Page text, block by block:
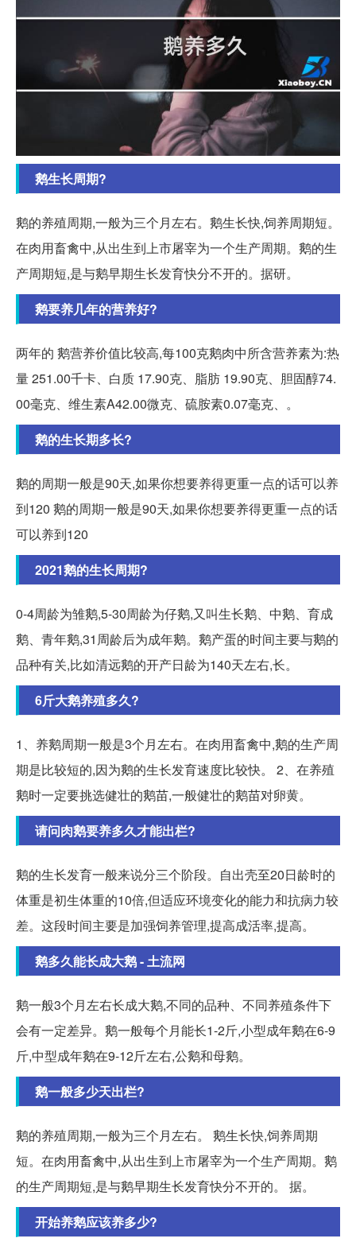
鹅生长周期?
鹅的养殖周期,一般为三个月左右。鹅生长快,饲养周期短。
在肉用畜禽中,从出生到上市屠宰为一个生产周期。鹅的生
产周期短,是与鹅早期生长发育快分不开的。据研。
鹅要养几年的营养好?
两年的 鹅营养价值比较高,每100克鹅肉中所含营养素为:热
量 251.00千卡、白质 17.90克、脂肪 19.90克、胆固醇74.
00毫克、维生素A42.00微克、硫胺素0.07毫克、。
鹅的生长期多长?
鹅的周期一般是90天,如果你想要养得更重一点的话可以养
到120 鹅的周期一般是90天,如果你想要养得更重一点的话
可以养到120
2021鹅的生长周期?
0-4周龄为雏鹅,5-30周龄为仔鹅,又叫生长鹅、中鹅、育成
鹅、青年鹅,31周龄后为成年鹅。鹅产蛋的时间主要与鹅的
品种有关,比如清远鹅的开产日龄为140天左右,长。
6斤大鹅养殖多久?
1、养鹅周期一般是3个月左右。在肉用畜禽中,鹅的生产周
期是比较短的,因为鹅的生长发育速度比较快。 2、在养殖
鹅时一定要挑选健壮的鹅苗,一般健壮的鹅苗对卵黄。
请问肉鹅要养多久才能出栏?
鹅的生长发育一般来说分三个阶段。自出壳至20日龄时的
体重是初生体重的10倍,但适应环境变化的能力和抗病力较
差。这段时间主要是加强饲养管理,提高成活率,提高。
鹅多久能长成大鹅 - 土流网
鹅一般3个月左右长成大鹅,不同的品种、不同养殖条件下
会有一定差异。鹅一般每个月能长1-2斤,小型成年鹅在6-9
斤,中型成年鹅在9-12斤左右,公鹅和母鹅。
鹅一般多少天出栏?
鹅的养殖周期,一般为三个月左右。 鹅生长快,饲养周期
短。在肉用畜禽中,从出生到上市屠宰为一个生产周期。鹅
的生产周期短,是与鹅早期生长发育快分不开的。 据。
开始养鹅应该养多少?